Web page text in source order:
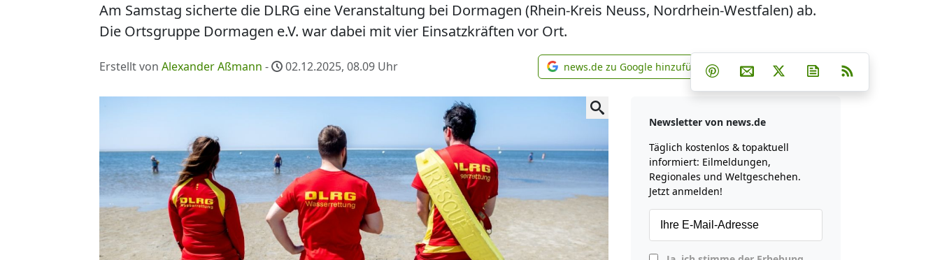
Am Samstag sicherte die DLRG eine Veranstaltung bei Dormagen (Rhein-Kreis Neuss, Nordrhein-Westfalen) ab.
Die Ortsgruppe Dormagen e.V. war dabei mit vier Einsatzkräften vor Ort.
Erstellt von Alexander Aßmann - 02.12.2025, 08.09 Uhr news.de zu Google hinzufügen
news.de zu Google hinzufügen Teilen auf Facebook
Teilen auf Whatsapp
Teilen auf Telegram
Teilen auf Pinterest
Per E-Mail teilen
Post auf XNewsletter
Newsletter von news.de
Täglich kostenlos & topaktuell
informiert: Eilmeldungen,
Regionales und Weltgeschehen.
Jetzt anmelden!